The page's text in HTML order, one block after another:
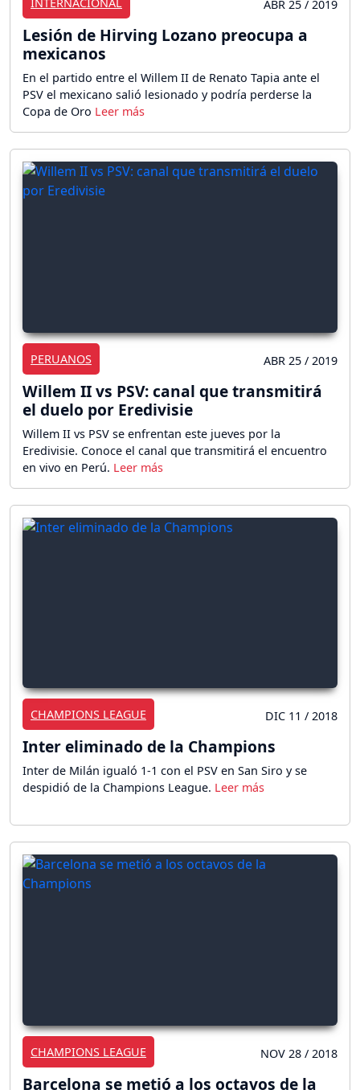
INTERNACIONAL ABR 25 / 2019
Lesión de Hirving Lozano preocupa a
mexicanos
En el partido entre el Willem II de Renato Tapia ante el
PSV el mexicano salió lesionado y podría perderse la
Copa de Oro
PERUANOS ABR 25 / 2019
Willem II vs PSV: canal que transmitirá
el duelo por Eredivisie
Willem II vs PSV se enfrentan este jueves por la
Eredivisie. Conoce el canal que transmitirá el encuentro
en vivo en Perú.
CHAMPIONS LEAGUE DIC 11 / 2018
Inter eliminado de la Champions
Inter de Milán igualó 1-1 con el PSV en San Siro y se
despidió de la Champions League.
CHAMPIONS LEAGUE NOV 28 / 2018
Barcelona se metió a los octavos de la